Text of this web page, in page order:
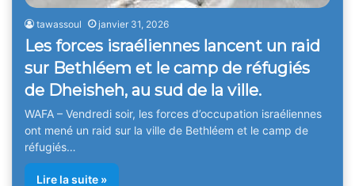
tawassoul janvier 31, 2026
Les forces israéliennes lancent un raid
sur Bethléem et le camp de réfugiés
de Dheisheh, au sud de la ville.
WAFA – Vendredi soir, les forces d’occupation israéliennes
ont mené un raid sur la ville de Bethléem et le camp de
réfugiés…
Lire la suite »